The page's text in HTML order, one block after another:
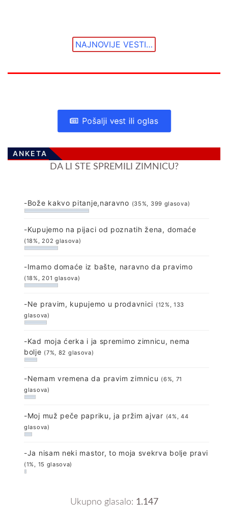
NAJNOVIJE VESTI…
Pošalji vest ili oglas
ANKETA
DA LI STE SPREMILI ZIMNICU?
-Bože kakvo pitanje,naravno (35%, 399 glasova)
-Kupujemo na pijaci od poznatih žena, domaće
(18%, 202 glasova)
-Imamo domaće iz bašte, naravno da pravimo
(18%, 201 glasova)
-Ne pravim, kupujemo u prodavnici (12%, 133
glasova)
-Kad moja ćerka i ja spremimo zimnicu, nema
bolje (7%, 82 glasova)
-Nemam vremena da pravim zimnicu (6%, 71
glasova)
-Moj muž peče papriku, ja pržim ajvar (4%, 44
glasova)
-Ja nisam neki mastor, to moja svekrva bolje pravi
(1%, 15 glasova)
Ukupno glasalo: 1.147